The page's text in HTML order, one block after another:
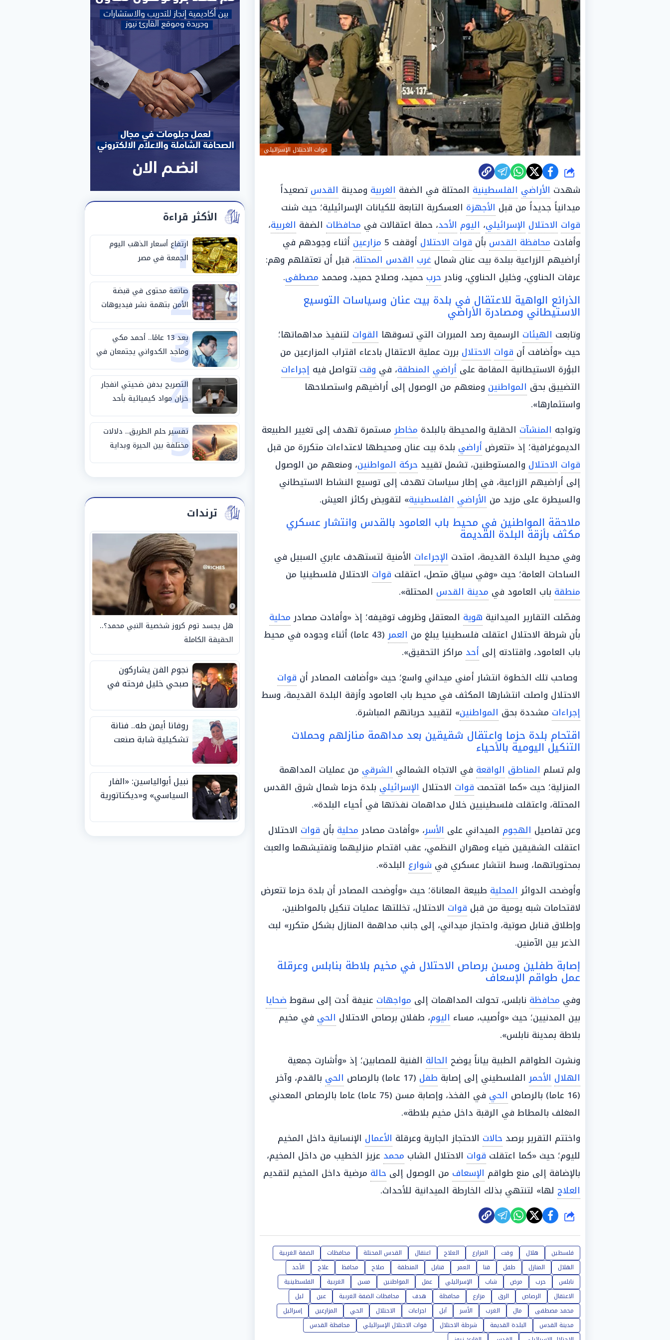
قوات الاحتلال الإسرائيلي
شارك
شهدت الأراضي الفلسطينية المحتلة في الضفة الغربية ومدينة القدس تصعيداً
ميدانياً جديداً من قبل الأجهزة العسكرية التابعة للكيانات الإسرائيلية؛ حيث شنت
قوات الاحتلال الإسرائيلي، اليوم الأحد، حملة اعتقالات في محافظات الضفة الغربية،
وأفادت محافظة القدس بأن قوات الاحتلال أوقفت 5 مزارعين أثناء وجودهم في
أراضيهم الزراعية ببلدة بيت عنان شمال غرب القدس المحتلة، قبل أن تعتقلهم وهم:
عرفات الحناوي، وخليل الحناوي، ونادرحرب حميد، وصلاح حميد، ومحمد مصطفى.
الذرائع الواهية للاعتقال في بلدة بيت عنان وسياسات التوسيع
الاستيطاني ومصادرة الأراضي
وتابعت الهيئات الرسمية رصد المبررات التي تسوقها القوات لتنفيذ مداهماتها؛
حيث «وأضافت أن قوات الاحتلال بررت عملية الاعتقال بادعاء اقتراب المزارعين من
البؤرة الاستيطانية المقامة على أراضي المنطقة، في وقت تتواصل فيه إجراءات
التضييق بحق المواطنين ومنعهم من الوصول إلى أراضيهم واستصلاحها
واستثمارها».
وتواجه المنشآت الحقلية والمحيطة بالبلدة مخاطرمستمرة تهدف إلى تغيير الطبيعة
الديموغرافية؛ إذ «تتعرض أراضي بلدة بيت عنان ومحيطها لاعتداءات متكررة من قبل
قوات الاحتلال والمستوطنين، تشمل تقييد حركة المواطنين، ومنعهم من الوصول
إلى أراضيهم الزراعية، في إطار سياسات تهدف إلى توسيع النشاط الاستيطاني
والسيطرة على مزيد من الأراضي الفلسطينية» لتقويض ركائز العيش.
ملاحقة المواطنين في محيط باب العامود بالقدس وانتشار عسكري
مكثف بأزقة البلدة القديمة
وفي محيط البلدة القديمة، امتدت الإجراءات الأمنية لتستهدف عابري السبيل في
الساحات العامة؛ حيث «وفي سياق متصل، اعتقلت قوات الاحتلال فلسطينيا من
منطقة باب العامود في مدينة القدس المحتلة».
وفصّلت التقارير الميدانية هوية المعتقل وظروف توقيفه؛ إذ «وأفادت مصادرمحلية
بأن شرطة الاحتلال اعتقلت فلسطينيا يبلغ من العمر
(43 عاما) أثناء وجوده في محيط
باب العامود، واقتادته إلى أحد مراكز التحقيق».
وصاحب تلك الخطوة انتشار أمني ميداني واسع؛ حيث «وأضافت المصادر أن قوات
الاحتلال واصلت انتشارها المكثف في محيط باب العامود وأزقة البلدة القديمة، وسط
إجراءات مشددة بحق المواطنين» لتقييد حرياتهم المباشرة.
اقتحام بلدة حزما واعتقال شقيقين بعد مداهمة منازلهم وحملات
التنكيل اليومية بالأحياء
ولم تسلم المناطق الواقعة في الاتجاه الشمالي الشرقي من عمليات المداهمة
المنزلية؛ حيث «كما اقتحمت قوات الاحتلال الإسرائيلي بلدة حزما شمال شرق القدس
المحتلة، واعتقلت فلسطينيين خلال مداهمات نفذتها في أحياء البلدة».
وعن تفاصيل الهجوم الميداني على الأسر، «وأفادت مصادرمحلية بأن قوات الاحتلال
اعتقلت الشقيقين ضياء ومهران النظمي، عقب اقتحام منزليهما وتفتيشهما والعبث
بمحتوياتهما، وسط انتشار عسكري في شوارع البلدة».
وأوضحت الدوائر المحلية طبيعة المعاناة؛ حيث «وأوضحت المصادر أن بلدة حزما تتعرض
لاقتحامات شبه يومية من قبل قوات الاحتلال، تخللتها عمليات تنكيل بالمواطنين،
وإطلاق قنابل صوتية، واحتجاز ميداني، إلى جانب مداهمة المنازل بشكل متكرر» لبث
الذعر بين الآمنين.
إصابة طفلين ومسن برصاص الاحتلال في مخيم بلاطة بنابلس وعرقلة
عمل طواقم الإسعاف
وفي محافظة نابلس، تحولت المداهمات إلى مواجهات عنيفة أدت إلى سقوط ضحايا
بين المدنيين؛ حيث «وأصيب، مساء اليوم، طفلان برصاص الاحتلال الحي في مخيم
بلاطة بمدينة نابلس».
ونشرت الطواقم الطبية بياناً يوضح الحالة الفنية للمصابين؛ إذ «وأشارت جمعية
الهلال الأحمرالفلسطيني إلى إصابة طفل (17 عاما) بالرصاص الحي بالقدم، وآخر
(16 عاما) بالرصاص
الحي
في الفخذ، وإصابة مسن (75 عاما) عاما بالرصاص المعدني
المغلف بالمطاط في الرقبة داخل مخيم بلاطة».
واختتم التقرير برصد حالات الاحتجاز الجارية وعرقلة الأعمال الإنسانية داخل المخيم
لليوم؛ حيث «كما اعتقلت قوات الاحتلال الشاب محمد عزيز الخطيب من داخل المخيم،
بالإضافة إلى منع طواقم الإسعاف من الوصول إلى حالة مرضية داخل المخيم لتقديم
العلاج لها» لتنتهي بذلك الخارطة الميدانية للأحداث.
شارك
فلسطين هلال وقت المزارع العلاج اعتقال القدس المحتلة محافظات
الضفة الغربية
الهلال
المنازل طفل قنا العمر قنابل المنطقة صلاح محافظ علاج
الأحد
نابلس
حرب مرض شاب الإسرائيلي عمل المواطنين مسن الغربية
الفلسطينية
الاعتقال
الرصاص الرق مزارع محافظة هدف محافظات الضفة الغربية عين
ليل
محمد مصطفى
مال الغرب الأسر آبل اجراءات الاحتلال الحي المزارعين
إسرائيل
مدينة القدس
البلدة القديمة شرطة الاحتلال قوات الاحتلال الإسرائيلي
محافظة القدس
الأكثر قراءة
1
ارتفاع أسعار الذهب اليوم
الجمعة في مصر
2
صانعة محتوى في قبضة
الأمن بتهمة نشر فيديوهات
خادشة للحياء
3 بعد 13 عامًا.. أحمد مكي
وماجد الكدواني يجتمعان في
«فرصة سعيدة»
4
التصريح بدفن ضحيتي انفجار
خزان مواد كيميائية بأحد
مصانع الفيوم
5
تفسير حلم الطريق.. دلالات
مختلفة بين الحيرة وبداية
مرحلة جديدة
ترندات
هل يجسد توم كروز شخصية النبي محمد؟..
الحقيقة الكاملة
نجوم الفن يشاركون
صبحي خليل فرحته في
روفانا أيمن طه.. فنانة
تشكيلية شابة صنعت
الجوائز منذ الصغر
نبيل أبوالياسين: «الفار
السياسي» و«ديكتاتورية
الفيفا».. وإقالة